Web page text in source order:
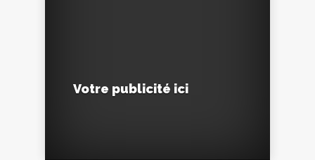
Votre publicité ici